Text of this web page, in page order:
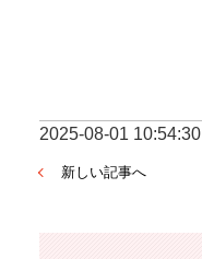
2025-08-01 10:54:30
新しい記事へ